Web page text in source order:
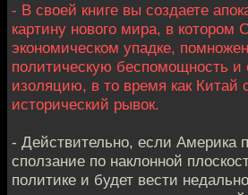
- В своей книге вы создаете
картину нового мира, в
экономическом упадке,
политическую беспомощность и
изоляцию, в то время как Китай
исторический рывок.
- Действительно, если Америка
сползание по наклонной
политике и будет вести